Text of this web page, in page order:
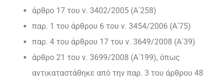
άρθρο 17 του ν. 3402/2005 (Α΄258)
παρ. 1 του άρθρου 6 του ν. 3454/2006 (Α΄75)
παρ. 4 του άρθρου 17 του ν. 3649/2008 (Α΄39)
άρθρο 21 του ν. 3699/2008 (Α΄199), όπως
αντικαταστάθηκε από την παρ. 3 του άρθρου 48